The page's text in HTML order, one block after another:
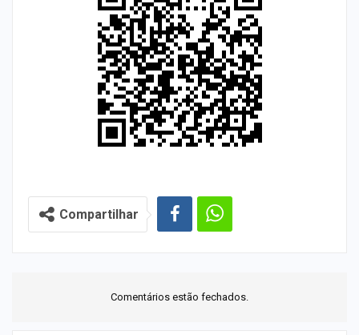
Compartilhar
Comentários estão fechados.